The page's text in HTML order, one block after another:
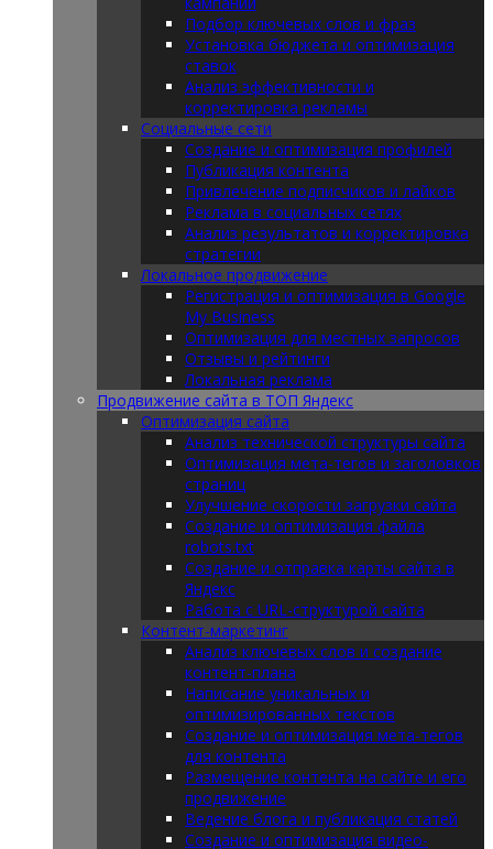
Подбор ключевых слов и фраз
Установка бюджета и оптимизация
ставок
Анализ эффективности и
корректировка рекламы
Социальные сети
Создание и оптимизация профилей
Публикация контента
Привлечение подписчиков и лайков
Реклама в социальных сетях
Анализ результатов и корректировка
стратегии
Локальное продвижение
Регистрация и оптимизация в Google
My Business
Оптимизация для местных запросов
Отзывы и рейтинги
Локальная реклама
Продвижение сайта в ТОП Яндекс
Оптимизация сайта
Анализ технической структуры сайта
Оптимизация мета-тегов и заголовков
страниц
Улучшение скорости загрузки сайта
Создание и оптимизация файла
robots.txt
Создание и отправка карты сайта в
Яндекс
Работа с URL-структурой сайта
Контент-маркетинг
Анализ ключевых слов и создание
контент-плана
Написание уникальных и
оптимизированных текстов
Создание и оптимизация мета-тегов
для контента
Размещение контента на сайте и его
продвижение
Ведение блога и публикация статей
Создание и оптимизация видео-